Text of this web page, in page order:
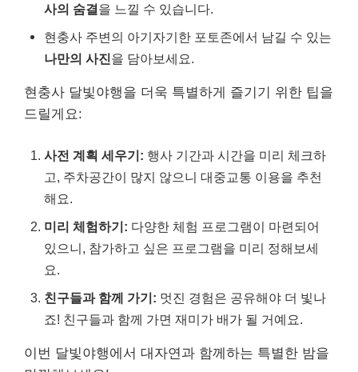
사의 숨결을 느낄 수 있습니다.
현충사 주변의 아기자기한 포토존에서 남길 수 있는
나만의 사진을 담아보세요.
현충사 달빛야행을 더욱 특별하게 즐기기 위한 팁을
드릴게요:
사전 계획 세우기: 행사 기간과 시간을 미리 체크하
고, 주차공간이 많지 않으니 대중교통 이용을 추천
해요.
미리 체험하기: 다양한 체험 프로그램이 마련되어
있으니, 참가하고 싶은 프로그램을 미리 정해보세
요.
친구들과 함께 가기: 멋진 경험은 공유해야 더 빛나
죠! 친구들과 함께 가면 재미가 배가 될 거예요.
이번 달빛야행에서 대자연과 함께하는 특별한 밤을